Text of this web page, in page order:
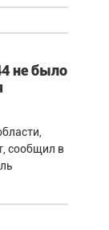
не было
сообщил в